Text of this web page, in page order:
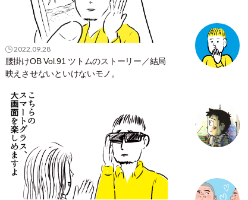
2022.09.28
腰掛けOB Vol.91 ツトムのストーリー／結局
映えさせないといけないモノ。